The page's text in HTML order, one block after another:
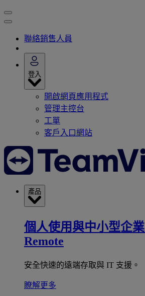
聯絡銷售人員
登入
開啟網頁應用程式
管理主控台
工單
客戶入口網站
產品
個人使用與中小型企業
Remote
安全快速的遠端存取與 IT 支援。
瞭解更多